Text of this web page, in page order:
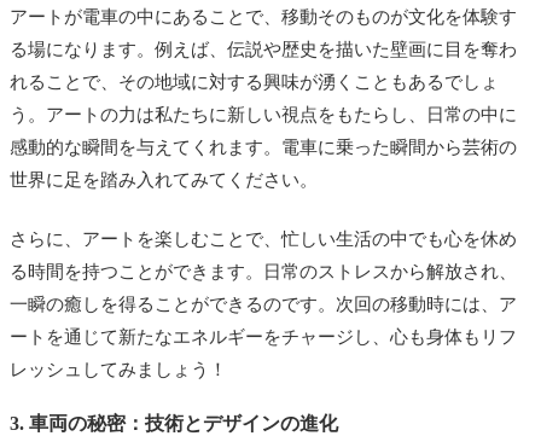
アートが電車の中にあることで、移動そのものが文化を体験す
る場になります。例えば、伝説や歴史を描いた壁画に目を奪わ
れることで、その地域に対する興味が湧くこともあるでしょ
う。アートの力は私たちに新しい視点をもたらし、日常の中に
感動的な瞬間を与えてくれます。電車に乗った瞬間から芸術の
世界に足を踏み入れてみてください。
さらに、アートを楽しむことで、忙しい生活の中でも心を休め
る時間を持つことができます。日常のストレスから解放され、
一瞬の癒しを得ることができるのです。次回の移動時には、ア
ートを通じて新たなエネルギーをチャージし、心も身体もリフ
レッシュしてみましょう！
3. 車両の秘密：技術とデザインの進化